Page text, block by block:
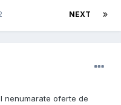
NEXT
nenumarate oferte de